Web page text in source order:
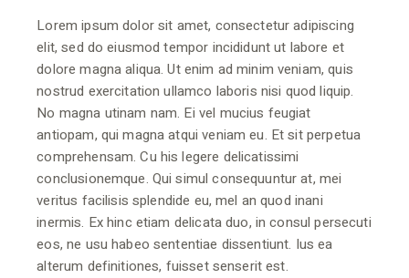
Lorem ipsum dolor sit amet, consectetur adipiscing
elit, sed do eiusmod tempor incididunt ut labore et
dolore magna aliqua. Ut enim ad minim veniam, quis
nostrud exercitation ullamco laboris nisi quod liquip.
No magna utinam nam. Ei vel mucius feugiat
antiopam, qui magna atqui veniam eu. Et sit perpetua
comprehensam. Cu his legere delicatissimi
conclusionemque. Qui simul consequuntur at, mei
veritus facilisis splendide eu, mel an quod inani
inermis. Ex hinc etiam delicata duo, in consul persecuti
eos, ne usu habeo sententiae dissentiunt. Ius ea
alterum definitiones, fuisset senserit est.